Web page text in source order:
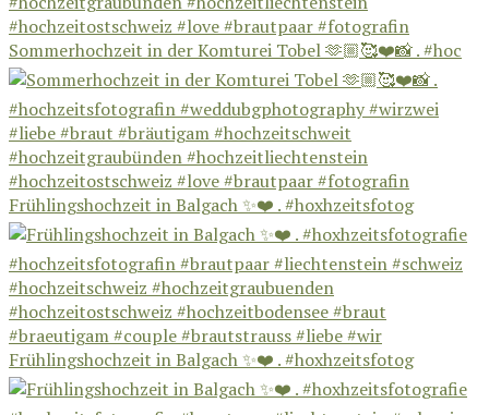
Sommerhochzeit in der Komturei Tobel 🫶🏼🥰❤️📸 . #hoc
Frühlingshochzeit in Balgach ✨❤️ . #hoxhzeitsfotog
Frühlingshochzeit in Balgach ✨❤️ . #hoxhzeitsfotog